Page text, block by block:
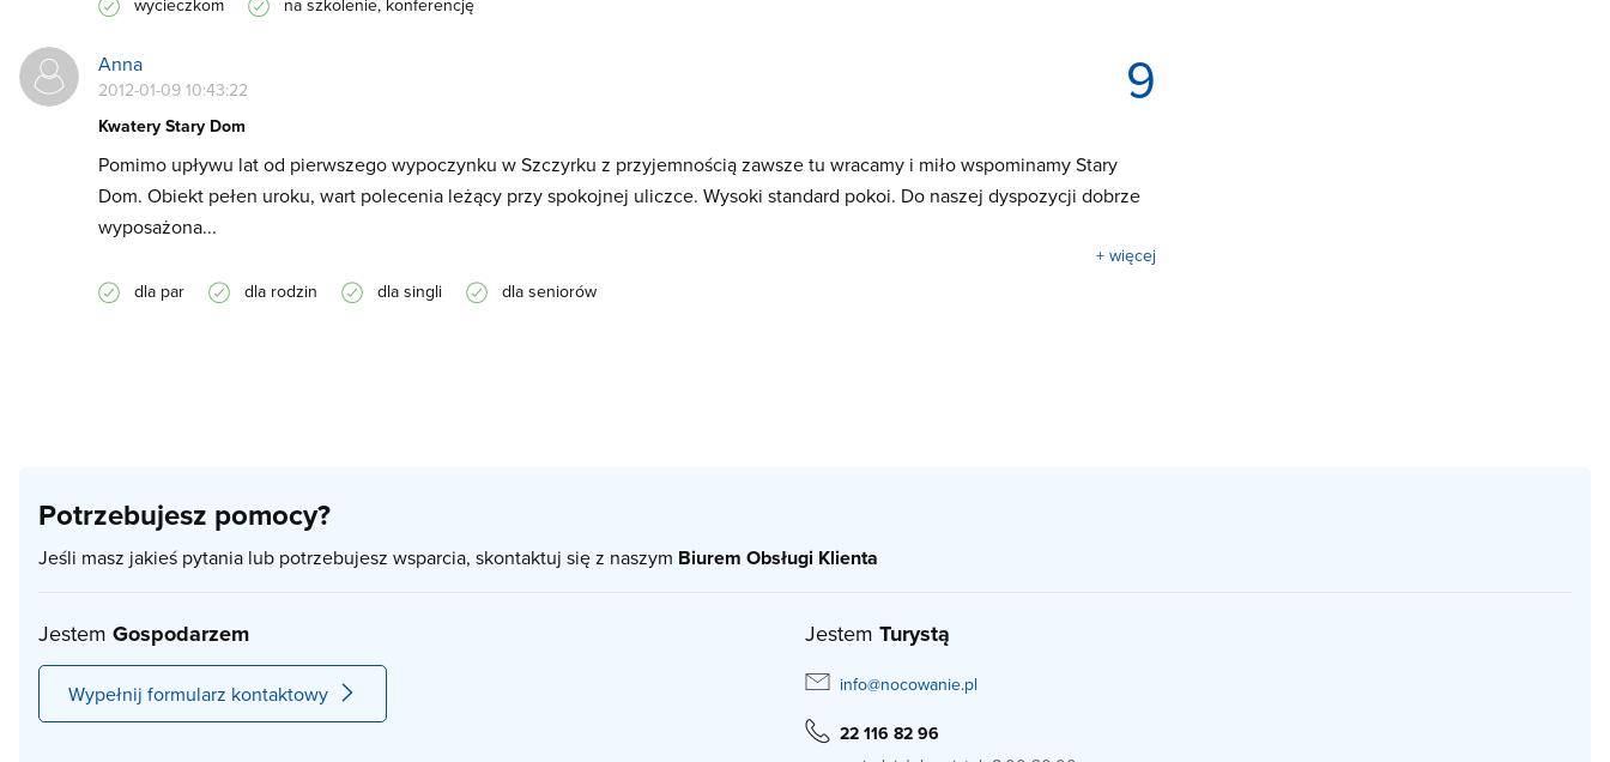
wycieczkom
na szkolenie, konferencję
9
Anna
2012-01-09 10:43:22
Kwatery Stary Dom
Pomimo upływu lat od pierwszego wypoczynku w Szczyrku z przyjemnością zawsze tu wracamy i miło wspominamy Stary
Dom. Obiekt pełen uroku, wart polecenia leżący przy spokojnej uliczce. Wysoki standard pokoi. Do naszej dyspozycji dobrze
wyposażona...
+ więcej
dla par
dla rodzin dla singli dla seniorów
Potrzebujesz pomocy?
Jeśli masz jakieś pytania lub potrzebujesz wsparcia, skontaktuj się z naszym Biurem Obsługi Klienta
Jestem Gospodarzem
Wypełnij formularz kontaktowy
Jestem Turystą
info@nocowanie.pl
22 116 82 96